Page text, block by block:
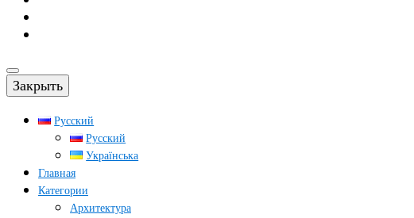
Закрыть
Русский
Русский
Українська
Главная
Категории
Архитектура